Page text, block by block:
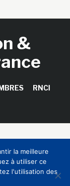
&
RNCI
la meilleure
à utiliser ce
l'utilisation des